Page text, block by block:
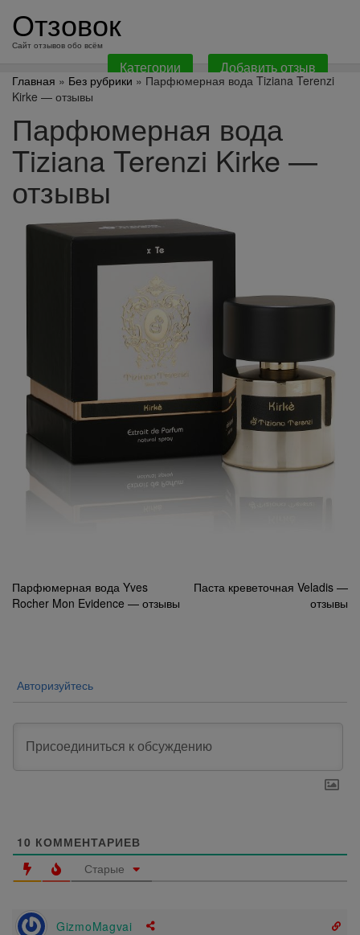
содержанию
Отзовок
Сайт отзывов обо всём
Категории Добавить отзыв
Главная » Без рубрики » Парфюмерная вода Tiziana Terenzi
Kirke — отзывы
Парфюмерная вода
Tiziana Terenzi Kirke —
отзывы
Навигация
по
Парфюмерная вода Yves
Rocher Mon Evidence — отзывы
Паста креветочная Veladis —
отзывы
Авторизуйтесь
10 КОММЕНТАРИЕВ
Старые
GizmoMagvai